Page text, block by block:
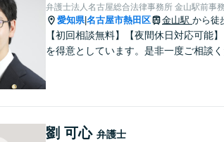
弁護士法人名古屋総合法律事務所 金山駅前事
愛知県|名古屋市熱田区 金山駅 から徒
【初回相談無料】【夜間休日対応可能
を得意としています。是非一度ご相談く
劉 可心 弁護士